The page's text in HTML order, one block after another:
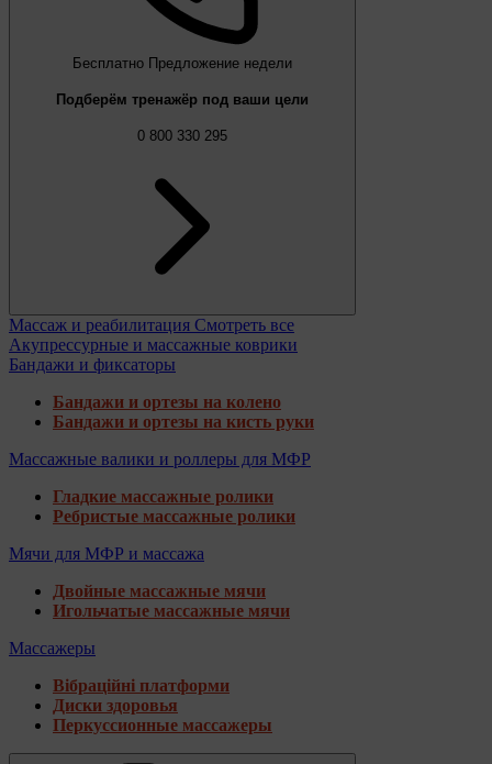
Бесплатно Предложение недели
Подберём тренажёр под ваши цели
0 800 330 295
Массаж и реабилитация Смотреть все
Акупрессурные и массажные коврики
Бандажи и фиксаторы
Бандажи и ортезы на колено
Бандажи и ортезы на кисть руки
Массажные валики и роллеры для МФР
Гладкие массажные ролики
Ребристые массажные ролики
Мячи для МФР и массажа
Двойные массажные мячи
Игольчатые массажные мячи
Массажеры
Вібраційні платформи
Диски здоровья
Перкуссионные массажеры